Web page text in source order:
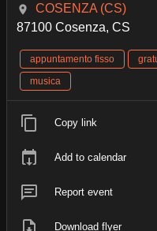
COSENZA (CS)
87100 Cosenza, CS
appuntamento fisso
musica
Copy link
Add to calendar
Report event
Download flyer